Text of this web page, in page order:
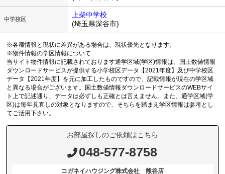
中学校区
上柴中学校
(埼玉県深谷市)
※各種情報と現状に差異がある場合は、現状優先となります。
※物件情報の学区情報について
当サイト物件情報に記載されております通学区域(学区)情報は、国土数値情報
ダウンロードサービスが提供する小学校区データ【2021年度】及び中学校区
データ【2021年度】を元に加工したものですので、記載情報が現在の学区域
と異なる場合がございます。国土数値情報ダウンロードサービスのWEBサイ
ト上で記述通り、データは必ずしも正確とは言えません。また、通学区域(学
区)は毎年見直しの対象となりますので、そちらを踏まえ学区情報は参考とし
てご活用下さい。
お部屋探しのご依頼はこちら
048-577-8758
コガネイハウジング株式会社 熊谷店